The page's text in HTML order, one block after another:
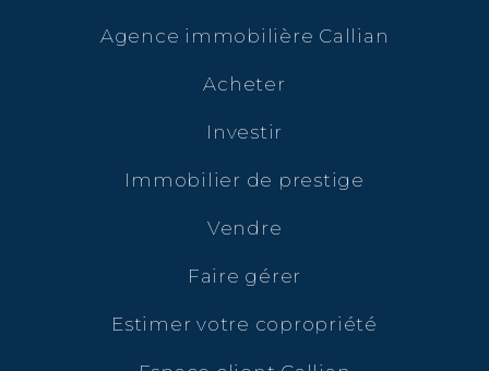
Agence immobilière Callian
Acheter
Investir
Immobilier de prestige
Vendre
Faire gérer
Estimer votre copropriété